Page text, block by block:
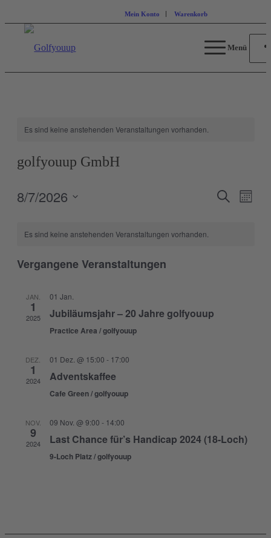
Mein Konto Warenkorb
Menü
Es sind keine anstehenden Veranstaltungen vorhanden.
golfyouup GmbH
Suche
Monat
8/7/2026
Es sind keine anstehenden Veranstaltungen vorhanden.
Vergangene Veranstaltungen
JAN.
1
2025
01 Jan.
Jubiläumsjahr – 20 Jahre golfyouup
Practice Area / golfyouup
DEZ.
1
2024
01 Dez. @ 15:00 - 17:00
Adventskaffee
Cafe Green / golfyouup
NOV.
9
2024
09 Nov. @ 9:00 - 14:00
Last Chance für’s Handicap 2024 (18-Loch)
9-Loch Platz / golfyouup